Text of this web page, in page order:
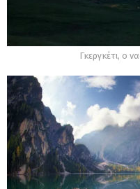
Γκεργκέτι, ο